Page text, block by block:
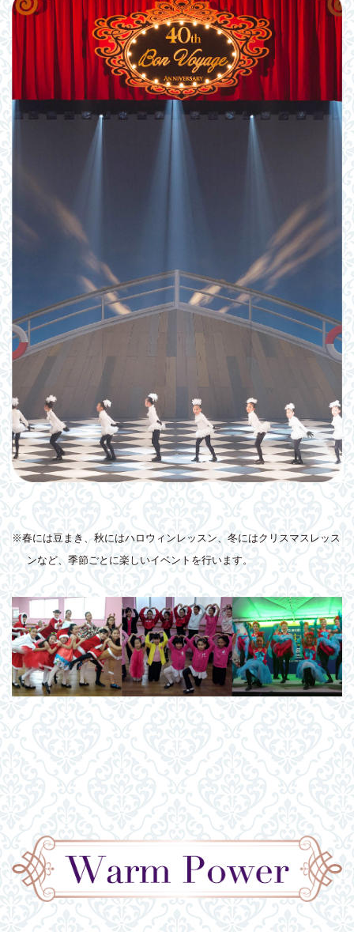
※春には豆まき、秋にはハロウィンレッスン、冬にはクリスマスレッス
ンなど、季節ごとに楽しいイベントを行います。